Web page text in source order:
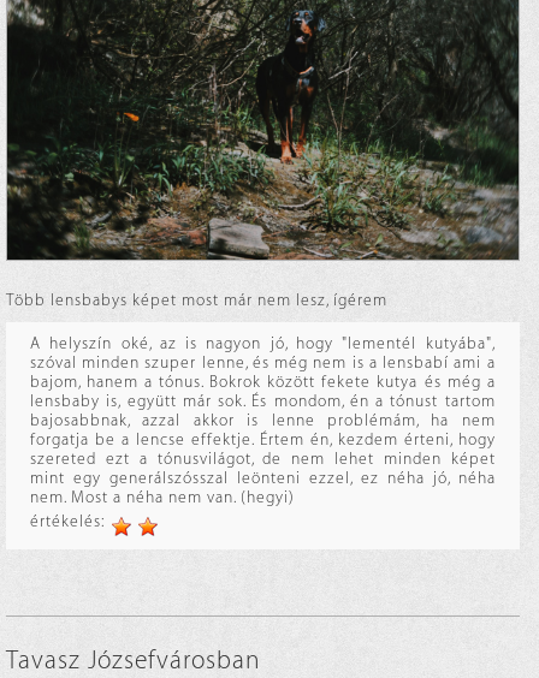
Több lensbabys képet most már nem lesz, ígérem
A helyszín oké, az is nagyon jó, hogy "lementél kutyába",
szóval minden szuper lenne, és még nem is a lensbabí ami a
bajom, hanem a tónus. Bokrok között fekete kutya és még a
lensbaby is, együtt már sok. És mondom, én a tónust tartom
bajosabbnak, azzal akkor is lenne problémám, ha nem
forgatja be a lencse effektje. Értem én, kezdem érteni, hogy
szereted ezt a tónusvilágot, de nem lehet minden képet
mint egy generálszósszal leönteni ezzel, ez néha jó, néha
nem. Most a néha nem van. (hegyi)
értékelés:
Tavasz Józsefvárosban